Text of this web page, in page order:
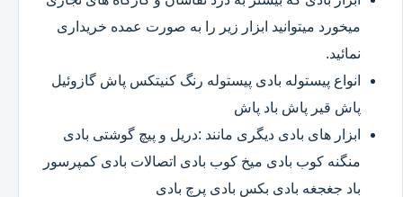
میخورد میتوانید ابزار زیر را به صورت عمده خریداری
نمائید.
انواع پیستوله بادی پیستوله رنگ کنیتکس پاش گازوئیل
پاش قیر پاش باد پاش
ابزار های بادی دیگری مانند :دریل و پیچ گوشتی بادی
منگنه کوب بادی میخ کوب بادی اتصالات بادی کمپرسور
باد جغجغه بادی بکس بادی پرچ بادی